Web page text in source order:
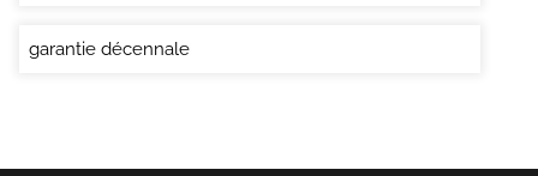
garantie décennale